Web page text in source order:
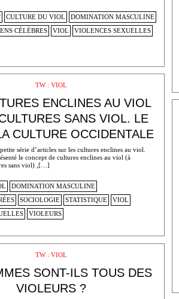
CULTURE DU VIOL
DOMINATION MASCULINE
CÉLÈBRES
VIOL
VIOLENCES SEXUELLES
TW : VIOL
ENCLINES AU VIOL
SANS VIOL. LE
CULTURE OCCIDENTALE
série d’articles sur les cultures enclines au viol.
le concept de cultures enclines au viol (à
sans viol) ,[…]
DOMINATION MASCULINE
SOCIOLOGIE STATISTIQUE
VIOL
VIOLEURS
TW : VIOL
SONT-ILS TOUS DES
VIOLEURS ?